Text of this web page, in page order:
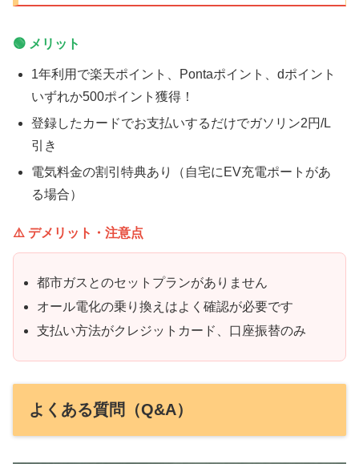
🟢 メリット
1年利用で楽天ポイント、Pontaポイント、dポイント
いずれか500ポイント獲得！
登録したカードでお支払いするだけでガソリン2円/L
引き
電気料金の割引特典あり（自宅にEV充電ポートがあ
る場合）
⚠️ デメリット・注意点
都市ガスとのセットプランがありません
オール電化の乗り換えはよく確認が必要です
支払い方法がクレジットカード、口座振替のみ
よくある質問（Q&A）